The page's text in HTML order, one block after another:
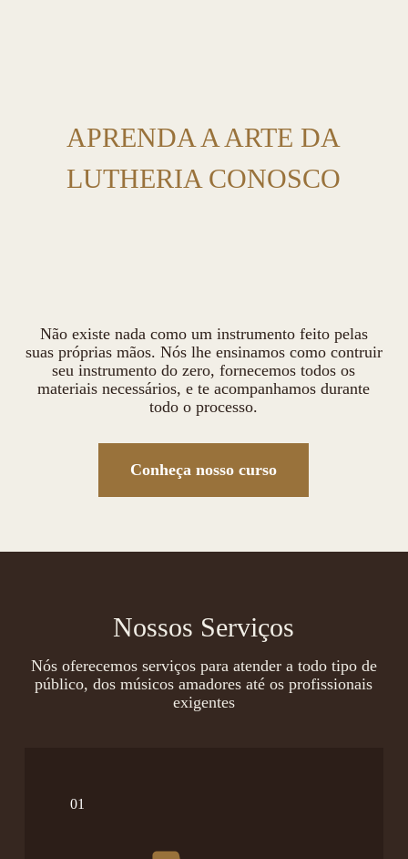
APRENDA A ARTE DA
LUTHERIA CONOSCO
Não existe nada como um instrumento feito pelas
suas próprias mãos. Nós lhe ensinamos como contruir
seu instrumento do zero, fornecemos todos os
materiais necessários, e te acompanhamos durante
todo o processo.
Conheça nosso curso
Nossos Serviços
Nós oferecemos serviços para atender a todo tipo de
público, dos músicos amadores até os profissionais
exigentes
01